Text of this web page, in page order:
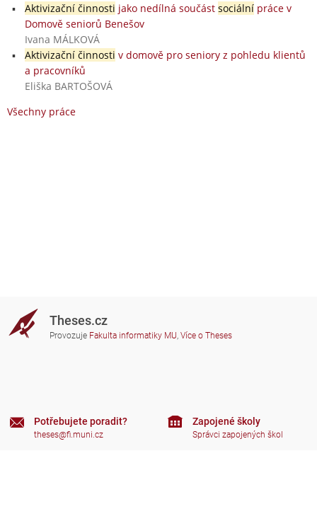
Aktivizační činnosti jako nedílná součást sociálnípráce v
Domově seniorů Benešov
Ivana MÁLKOVÁ
Aktivizační činnosti v domově pro seniory z pohledu klientů
a pracovníků
Eliška BARTOŠOVÁ
Všechny práce
Theses.cz
Provozuje Fakulta informatiky MU, Více o Theses
Potřebujete poradit?
theses@fi.muni.cz
Zapojené školy
Správci zapojených škol